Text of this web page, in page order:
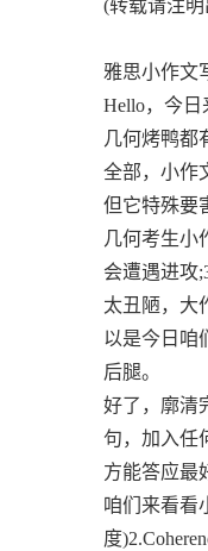
(转载请注
雅思小作文
Hello，今日
几何烤鸭都
全部，小作
但它特殊要
几何考生小
会遭遇进攻
太丑陋，大
以是今日咱
后腿。
好了，廓清
句，加入任
方能答应最
咱们来看看
度